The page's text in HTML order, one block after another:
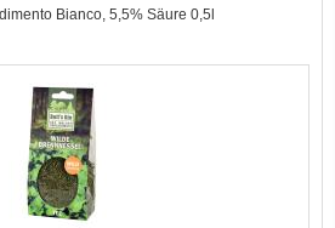
Bianco, 5,5% Säure 0,5l